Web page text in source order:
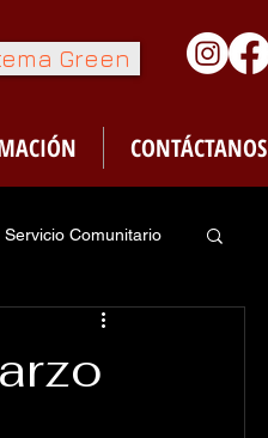
Green
CONTÁCTANOS
Servicio Comunitario